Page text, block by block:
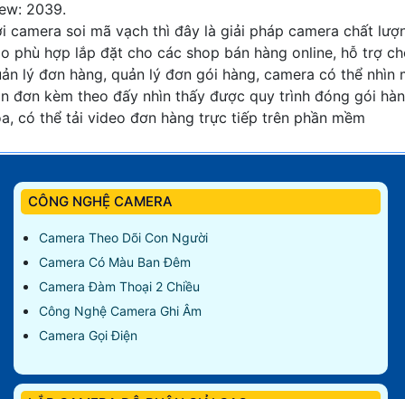
2039.
camera soi mã vạch thì đây là giải pháp camera chất
phù hợp lắp đặt cho các shop bán hàng online, hỗ trợ
lý đơn hàng, quản lý đơn gói hàng, camera có thể nhìn
đơn kèm theo đấy nhìn thấy được quy trình đóng gói
có thể tải video đơn hàng trực tiếp trên phần mềm
CÔNG NGHỆ CAMERA
Camera Theo Dõi Con Người
Camera Có Màu Ban Đêm
Camera Đàm Thoại 2 Chiều
Công Nghệ Camera Ghi Âm
Camera Gọi Điện